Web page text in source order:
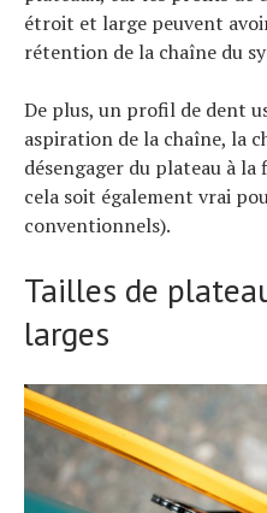
étroit et large peuvent
rétention de la chaîne du
De plus, un profil de dent
aspiration de la chaîne, la
désengager du plateau à
cela soit également vrai
conventionnels).
Tailles de
larges